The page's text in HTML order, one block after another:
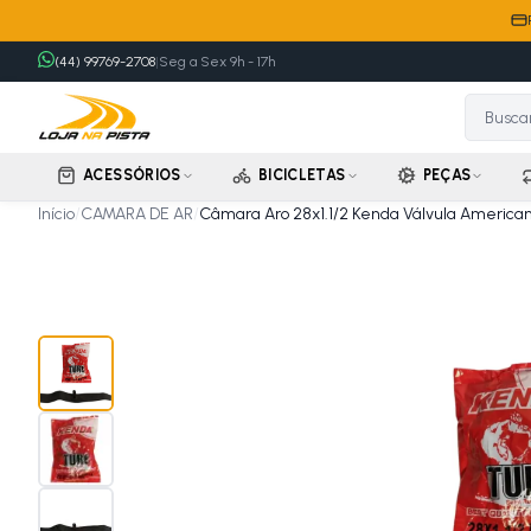
(44) 99769-2708|Seg a Sex 9h - 17h
ACESSÓRIOS BICICLETAS PEÇAS
Início/CAMARA DE AR/Câmara Aro 28x1.1/2 Kenda Válvula